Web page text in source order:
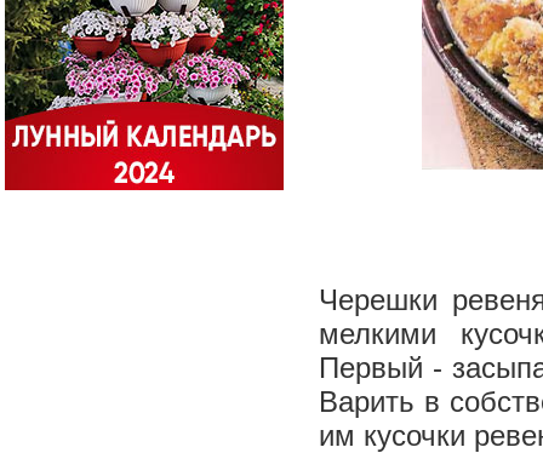
Черешки
мелкими
Первый -
Варить в
им кусочки